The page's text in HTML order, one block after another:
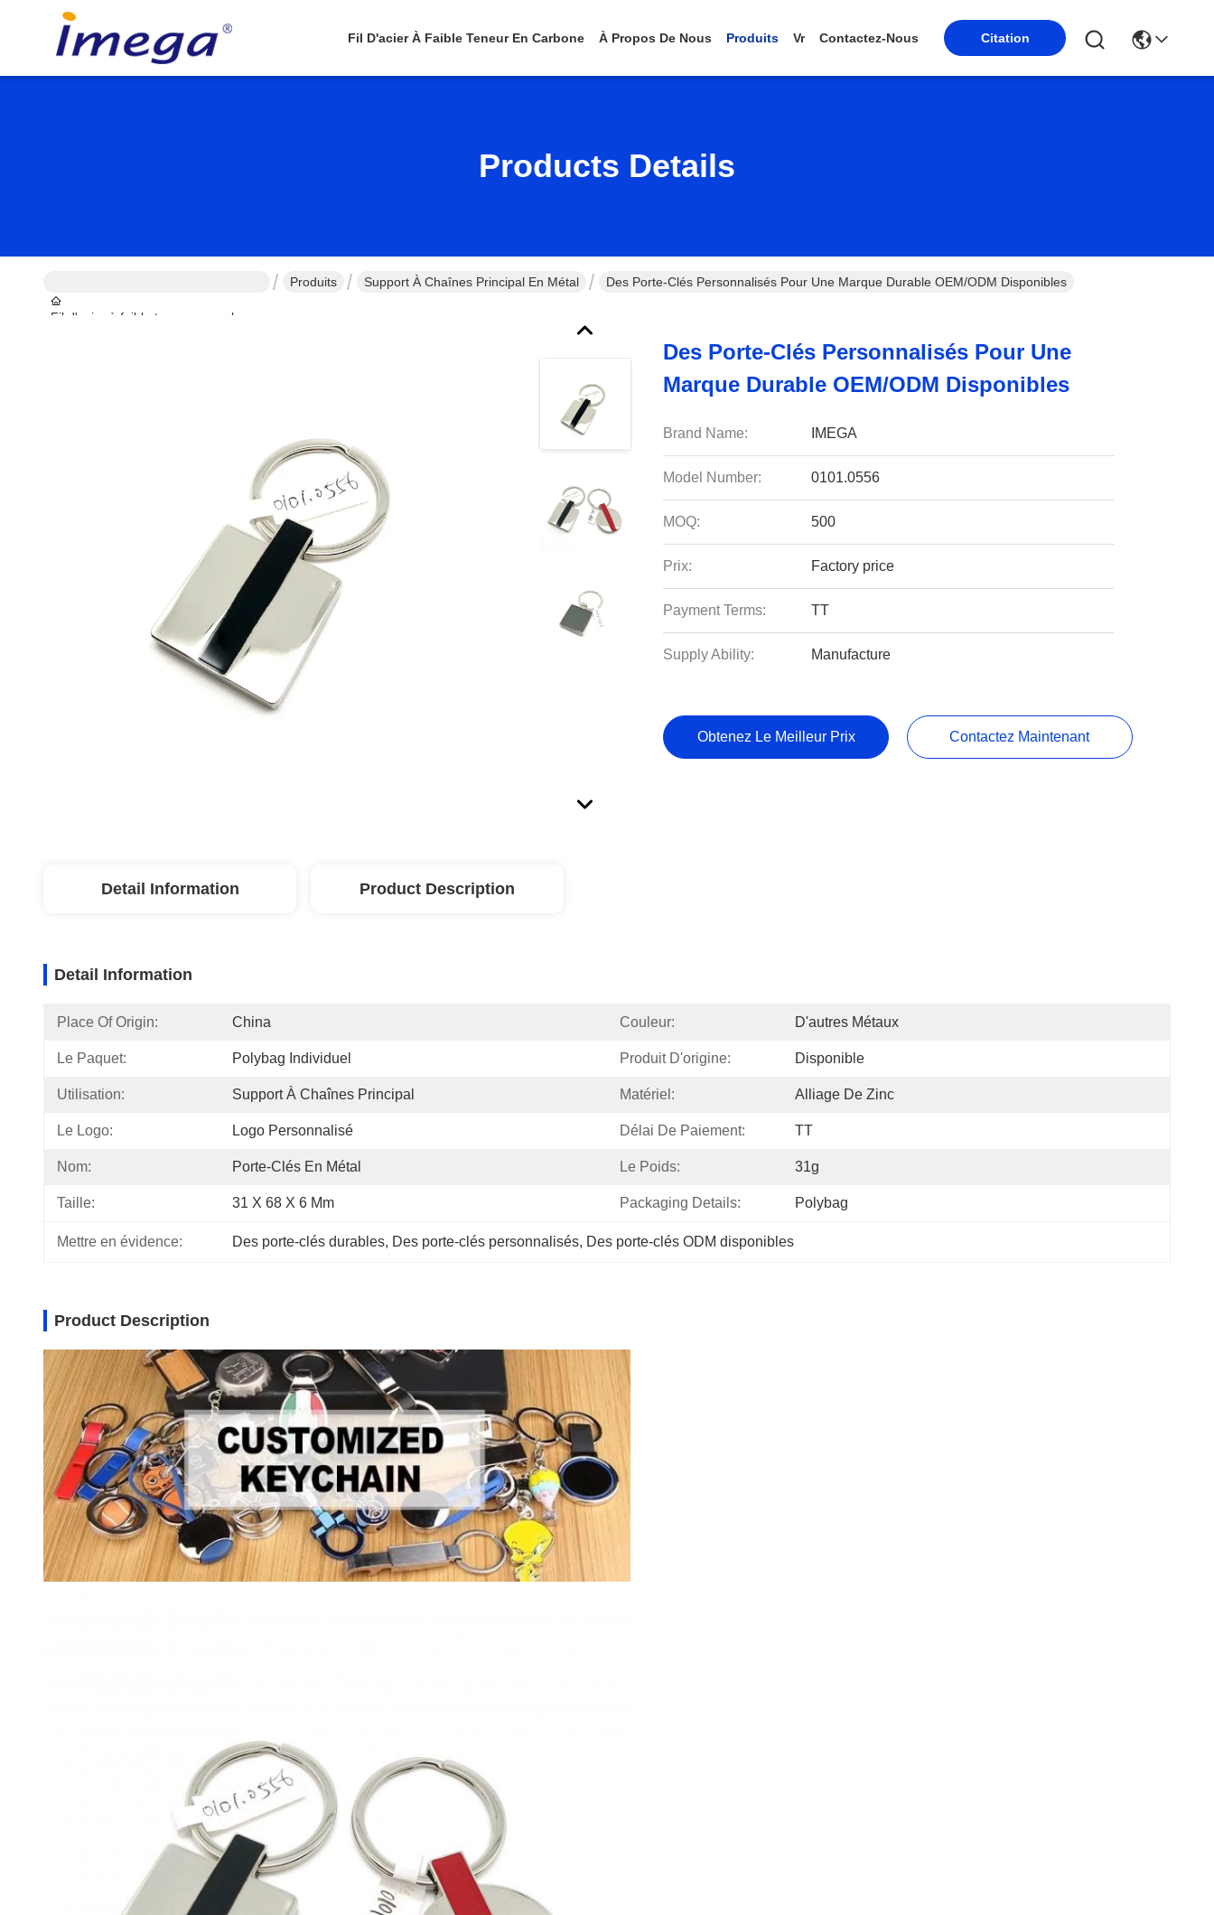
Fil D'acier À Faible Teneur En Carbone À Propos De Nous Produits Vr Contactez-Nous Citation
Products Details
Fil d'acier à faible teneur en carbone
Produits Support À Chaînes Principal En Métal Des Porte-Clés Personnalisés Pour Une Marque Durable OEM/ODM Disponibles
Des Porte-Clés Personnalisés Pour Une
Marque Durable OEM/ODM Disponibles
Brand Name: IMEGA
Model Number: 0101.0556
MOQ: 500
Prix: Factory price
Payment Terms: TT
Supply Ability: Manufacture
Obtenez Le Meilleur Prix Contactez Maintenant
Detail Information Product Description
Detail Information
Place Of Origin: China Couleur: D'autres Métaux
Le Paquet: Polybag Individuel Produit D'origine: Disponible
Utilisation: Support À Chaînes Principal Matériel: Alliage De Zinc
Le Logo: Logo Personnalisé Délai De Paiement: TT
Nom: Porte-Clés En Métal Le Poids: 31g
Taille: 31 X 68 X 6 Mm Packaging Details: Polybag
Mettre en évidence: Des porte-clés durables, Des porte-clés personnalisés, Des porte-clés ODM disponibles
Product Description